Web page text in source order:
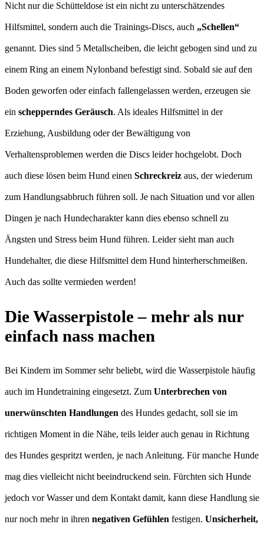
Nicht nur die Schütteldose ist ein nicht zu unterschätzendes
Hilfsmittel, sondern auch die Trainings-Discs, auch „Schellen“
genannt. Dies sind 5 Metallscheiben, die leicht gebogen sind und zu
einem Ring an einem Nylonband befestigt sind. Sobald sie auf den
Boden geworfen oder einfach fallengelassen werden, erzeugen sie
ein schepperndes Geräusch. Als ideales Hilfsmittel in der
Erziehung, Ausbildung oder der Bewältigung von
Verhaltensproblemen werden die Discs leider hochgelobt. Doch
auch diese lösen beim Hund einen Schreckreiz aus, der wiederum
zum Handlungsabbruch führen soll. Je nach Situation und vor allen
Dingen je nach Hundecharakter kann dies ebenso schnell zu
Ängsten und Stress beim Hund führen. Leider sieht man auch
Hundehalter, die diese Hilfsmittel dem Hund hinterherschmeißen.
Auch das sollte vermieden werden!
Die Wasserpistole – mehr als nur
einfach nass machen
Bei Kindern im Sommer sehr beliebt, wird die Wasserpistole häufig
auch im Hundetraining eingesetzt. Zum Unterbrechen von
unerwünschten Handlungen des Hundes gedacht, soll sie im
richtigen Moment in die Nähe, teils leider auch genau in Richtung
des Hundes gespritzt werden, je nach Anleitung. Für manche Hunde
mag dies vielleicht nicht beeindruckend sein. Fürchten sich Hunde
jedoch vor Wasser und dem Kontakt damit, kann diese Handlung sie
nur noch mehr in ihren negativen Gefühlen festigen. Unsicherheit,